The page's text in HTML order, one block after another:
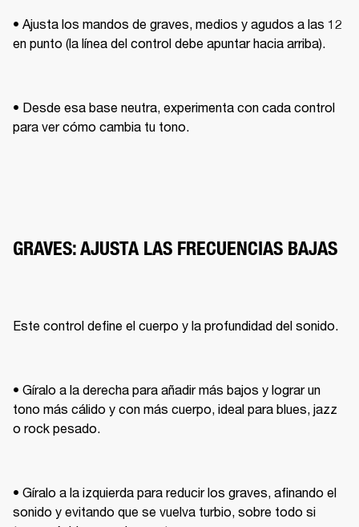
• Ajusta los mandos de graves, medios y agudos a las 12
en punto (la línea del control debe apuntar hacia arriba).
• Desde esa base neutra, experimenta con cada control
para ver cómo cambia tu tono.
GRAVES: AJUSTA LAS FRECUENCIAS BAJAS
Este control define el cuerpo y la profundidad del sonido.
• Gíralo a la derecha para añadir más bajos y lograr un
tono más cálido y con más cuerpo, ideal para blues, jazz
o rock pesado.
• Gíralo a la izquierda para reducir los graves, afinando el
sonido y evitando que se vuelva turbio, sobre todo si